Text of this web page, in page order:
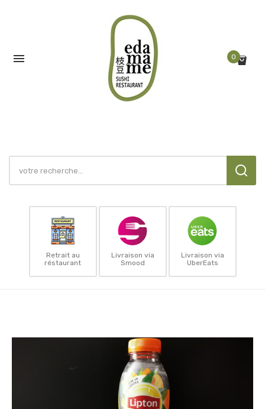
 0
Retrait au
réstaurant
Livraison via
Smood
Livraison via
UberEats